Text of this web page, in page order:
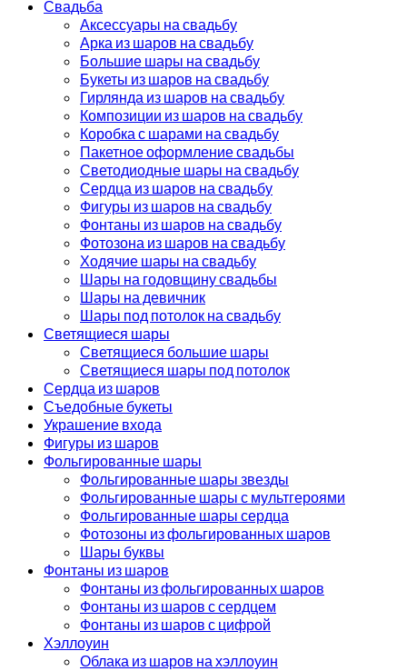
Свадьба
Аксессуары на свадьбу
Арка из шаров на свадьбу
Большие шары на свадьбу
Букеты из шаров на свадьбу
Гирлянда из шаров на свадьбу
Композиции из шаров на свадьбу
Коробка с шарами на свадьбу
Пакетное оформление свадьбы
Светодиодные шары на свадьбу
Сердца из шаров на свадьбу
Фигуры из шаров на свадьбу
Фонтаны из шаров на свадьбу
Фотозона из шаров на свадьбу
Ходячие шары на свадьбу
Шары на годовщину свадьбы
Шары на девичник
Шары под потолок на свадьбу
Светящиеся шары
Светящиеся большие шары
Светящиеся шары под потолок
Сердца из шаров
Съедобные букеты
Украшение входа
Фигуры из шаров
Фольгированные шары
Фольгированные шары звезды
Фольгированные шары с мультгероями
Фольгированные шары сердца
Фотозоны из фольгированных шаров
Шары буквы
Фонтаны из шаров
Фонтаны из фольгированных шаров
Фонтаны из шаров с сердцем
Фонтаны из шаров с цифрой
Хэллоуин
Облака из шаров на хэллоуин